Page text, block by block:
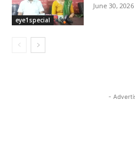
eye1special
June 30, 2026
-